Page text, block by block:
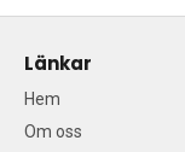
Länkar
Hem
Om oss